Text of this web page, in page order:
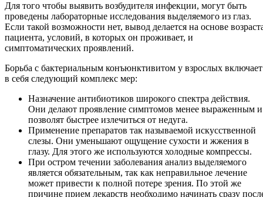
Для того чтобы выявить возбудителя инфекции, могут быть
проведены лабораторные исследования выделяемого из глаз.
Если такой возможности нет, вывод делается на основе
пациента, условий, в которых он проживает, и
симптоматических проявлений.
Борьба с бактериальным конъюнктивитом у взрослых включает
в себя следующий комплекс мер:
Назначение антибиотиков широкого спектра действия.
Они делают проявление симптомов менее выраженным и
позволят быстрее излечиться от недуга.
Применение препаратов так называемой искусственной
слезы. Они уменьшают ощущение сухости и жжения в
глазу. Для этого же используются холодные компрессы.
При остром течении заболевания анализ выделяемого
является обязательным, так как неправильное лечение
может привести к полной потере зрения. По этой же
причине прием лекарств необходимо начинать сразу